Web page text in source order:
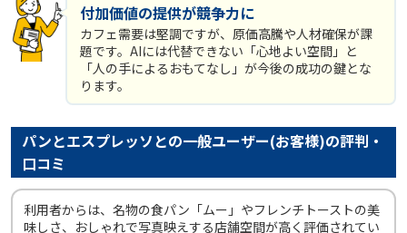
付加価値の提供が競争力に
カフェ需要は堅調ですが、原価高騰や人材確保が課
題です。AIには代替できない「心地よい空間」と
「人の手によるおもてなし」が今後の成功の鍵とな
ります。
パンとエスプレッソとの一般ユーザー(お客様)の評判・
口コミ
利用者からは、名物の食パン「ムー」やフレンチトーストの美
味しさ、おしゃれで写真映えする店舗空間が高く評価されてい